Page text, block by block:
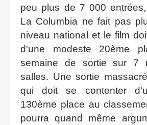
peu plus de 7 000
La Columbia ne fait pas
niveau national et le film
d'une modeste 20ème
semaine de sortie sur 7
salles. Une sortie
qui doit se contenter
130ème place au
pourra quand même